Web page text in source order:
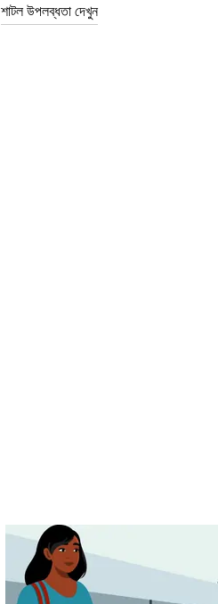
শাটল উপলব্ধতা দেখুন